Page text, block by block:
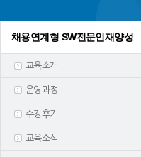
채용연계형 SW전문인재양성
교육소개
운영과정
수강후기
교육소식